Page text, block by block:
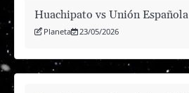
Huachipato vs Unión Española
Planeta 23/05/2026